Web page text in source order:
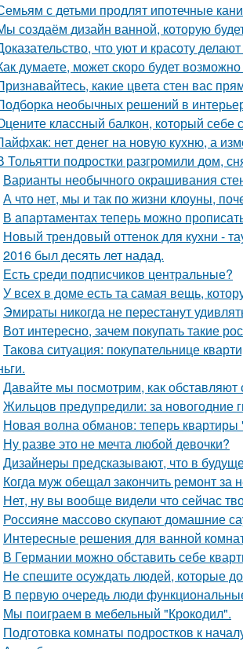
с детьми продлят ипотечные
создаём дизайн ванной, которую
что уют и красоту
думаете, может скоро будет
какие цвета стен вас
необычных решений в
классный балкон, который себе
нет денег на новую кухню, а
Тольятти подростки разгромили дом,
Варианты необычного окрашивания
А что нет, мы и так по жизни клоуны,
В апартаментах теперь можно
Новый трендовый оттенок для кухни -
2016 был десять лет надад.
Есть среди подписчиков центральные?
У всех в доме есть та самая вещь,
Эмираты никогда не перестанут
Вот интересно, зачем покупать такие
Такова ситуация: покупательнице
Давайте мы посмотрим, как
Жильцов предупредили: за новогодние
Новая волна обманов: теперь
Ну разве это не мечта любой девочки?
Дизайнеры предсказывают, что в
Когда муж обещал закончить ремонт за
Нет, ну вы вообще видели что сейчас
Россияне массово скупают домашние
Интересные решения для ванной
В Германии можно обставить себе
Не спешите осуждать людей, которые
В первую очередь люди
Мы поиграем в мебельный "Крокодил".
Подготовка комнаты подростков к